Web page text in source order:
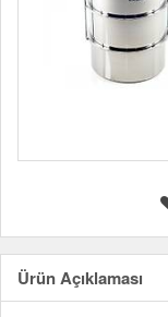
Ürün Açıklaması